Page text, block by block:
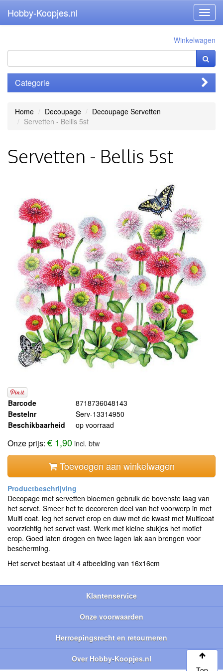
Hobby-Koopjes.nl
Winkelwagen
Categorie
Home Decoupage
Decoupage Servetten
Servetten - Bellis 5st
Servetten - Bellis 5st
Barcode
8718736048143
Bestelnr
Serv-13314950
Beschikbaarheid
op voorraad
Onze prijs: € 1,90incl. btw
Toevoegen aan winkelwagen
Decopage met servetten bloemen gebruik de bovenste laag van
het servet. Smeer het te decoreren deel van het voorwerp in met
Multi coat. leg het servet erop en duw met de kwast met Multicoat
voorzichtig het servet vast. Werk met kleine stukjes het motief
erop. Goed laten drogen en twee lagen lak aan brengen voor
bescherming.
Het servet bestaat uit 4 afbeelding van 16x16cm
Klantenservice
Onze voorwaarden
Herroepingsrecht en retourneren
Over Hobby-Koopjes.nl